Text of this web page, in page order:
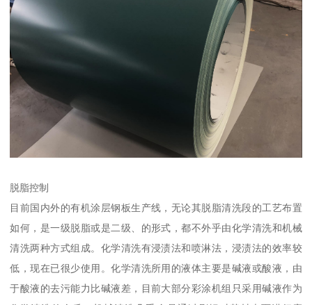
脱脂控制
目前国内外的有机涂层钢板生产线，无论其脱脂清洗段的工艺布置
如何，是一级脱脂或是二级、的形式，都不外乎由化学清洗和机械
清洗两种方式组成。化学清洗有浸渍法和喷淋法，浸渍法的效率较
低，现在已很少使用。化学清洗所用的液体主要是碱液或酸液，由
于酸液的去污能力比碱液差，目前大部分彩涂机组只采用碱液作为